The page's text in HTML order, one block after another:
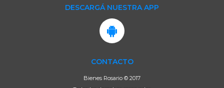
DESCARGÁ NUESTRA APP
CONTACTO
Bienes Rosario © 2017